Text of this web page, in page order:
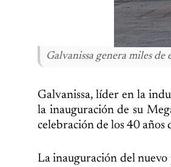
Galvanissa genera miles
Galvanissa, líder en la
la inauguración de su
celebración de los 40
La inauguración del nuevo